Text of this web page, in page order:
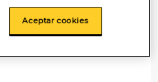
Aceptar cookies